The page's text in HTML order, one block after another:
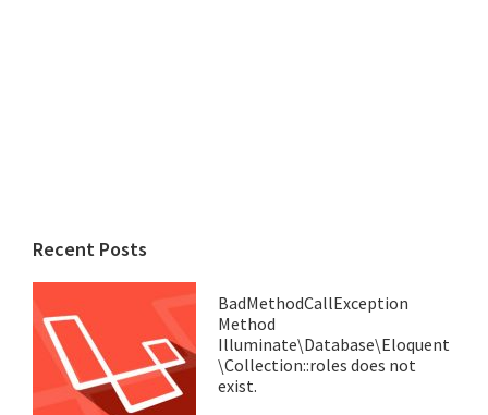
Recent Posts
BadMethodCallException
Method
Illuminate\Database\Eloquent
\Collection::roles does not
exist.